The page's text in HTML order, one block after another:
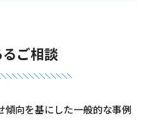
ご相談
向を基にした一般的な事例